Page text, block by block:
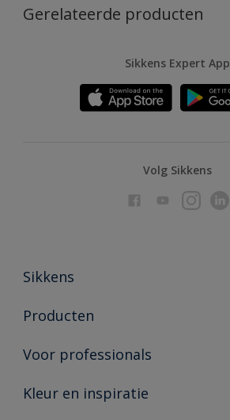
Gerelateerde producten
Sikkens Expert App
Volg Sikkens
Sikkens
Over Sikkens
Duurzaamheid
Producten
Producten voor binnen
Vind je verkooppunt
Voor professionals
Advies & service
Kleur en inspiratie